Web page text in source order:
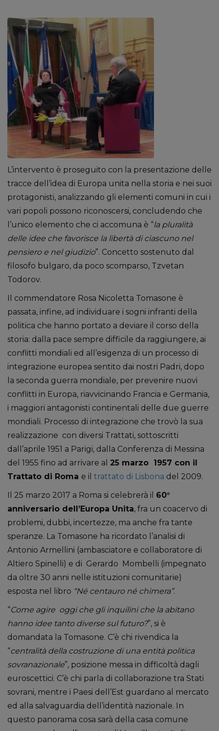
L’intervento è proseguito con la presentazione delle
tracce dell’idea di Europa unita nella storia e nei suoi
protagonisti, analizzando gli elementi comuni in cui i
vari popoli possono riconoscersi, concludendo che
l’unico elemento che ci accomuna è “la pluralità
delle idee che favorisce la libertà di ciascuno nel
pensiero e nel giudizio”. Concetto sostenuto dal
filosofo bulgaro, da poco scomparso, Tzvetan
Todorov.
Il commendatore Rosa Nicoletta Tomasone è
passata, infine, ad individuare i sogni infranti della
politica che hanno portato a deviare il corso della
storia: dalla pace sempre difficile da raggiungere, ai
conflitti mondiali ed all’esigenza di un processo di
integrazione europea sentito dai nostri Padri, dopo
la seconda guerra mondiale, per prevenire nuovi
conflitti in Europa, riavvicinando Francia e Germania,
i maggiori antagonisti continentali delle due guerre
mondiali. Processo di integrazione che trovò la sua
realizzazione con diversi Trattati, sottoscritti
dall’aprile 1951 a Parigi, dalla Conferenza di Messina
del 1955 fino ad arrivare al 25 marzo 1957 con il
Trattato di Roma e il trattato di Lisbona del 2009.
Il 25 marzo 2017 a Roma si celebrerà il 60°
anniversario dell’Europa Unita, fra un coacervo di
problemi, dubbi, incertezze, ma anche fra tante
speranze. La Tomasone ha ricordato l’analisi di
Antonio Armellini (ambasciatore e collaboratore di
Altiero Spinelli) e di Gerardo Mombelli (impegnato
da oltre 30 anni nelle istituzioni comunitarie)
esposta nel libro “Né centauro né chimera”.
“Come agire oggi che gli inquilini che la abitano
hanno idee tanto diverse sul futuro?”, si è
domandata la Tomasone. C’è chi rivendica la
“centralità della costruzione di una entità politica
sovranazionale”, posizione messa in difficoltà dagli
euroscettici. C’è chi parla di collaborazione tra Stati
sovrani, mentre i Paesi dell’Est guardano al mercato
ed alla salvaguardia dell’identità nazionale. In
questo panorama cosa sarà della casa comune